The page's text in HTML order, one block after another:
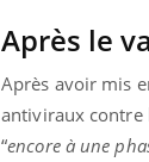
Après le
Après avoir mis
antiviraux contre
“encore à une